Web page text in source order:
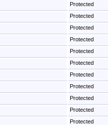
Protected
Protected
Protected
Protected
Protected
Protected
Protected
Protected
Protected
Protected
Protected